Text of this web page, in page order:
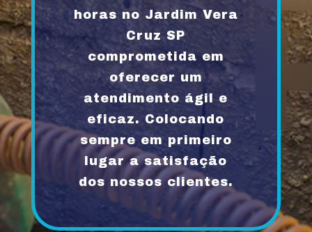
horas no Jardim Vera
Cruz SP
comprometida em
oferecer um
atendimento ágil e
eficaz. Colocando
sempre em primeiro
lugar a satisfação
dos nossos clientes.